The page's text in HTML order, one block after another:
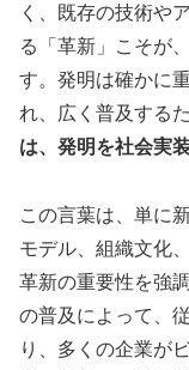
く、既存の技術や
る「革新」こそが
す。発明は確かに
れ、広く普及する
は、発明を社会実
この言葉は、単に
モデル、組織文化
革新の重要性を強
の普及によって、
り、多くの企業が